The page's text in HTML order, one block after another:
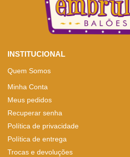
INSTITUCIONAL
Quem Somos
Minha Conta
Meus pedidos
Recuperar senha
Política de privacidade
Política de entrega
Trocas e devoluções